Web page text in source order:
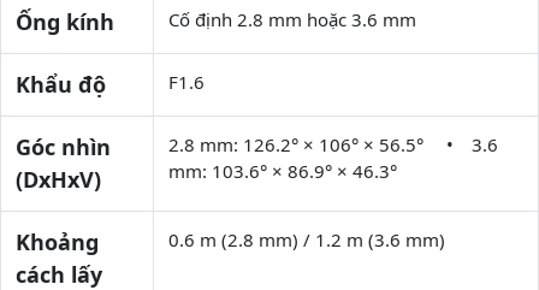
Ống kính Cố định 2.8 mm hoặc 3.6 mm
Khẩu độ F1.6
Góc nhìn
(DxHxV)
2.8 mm: 126.2° × 106° × 56.5° • 3.6
mm: 103.6° × 86.9° × 46.3°
Khoảng
cách lấy
0.6 m (2.8 mm) / 1.2 m (3.6 mm)